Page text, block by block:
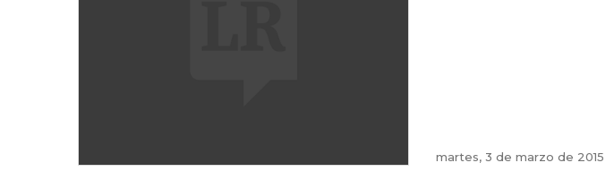
martes, 3 de marzo de 2015